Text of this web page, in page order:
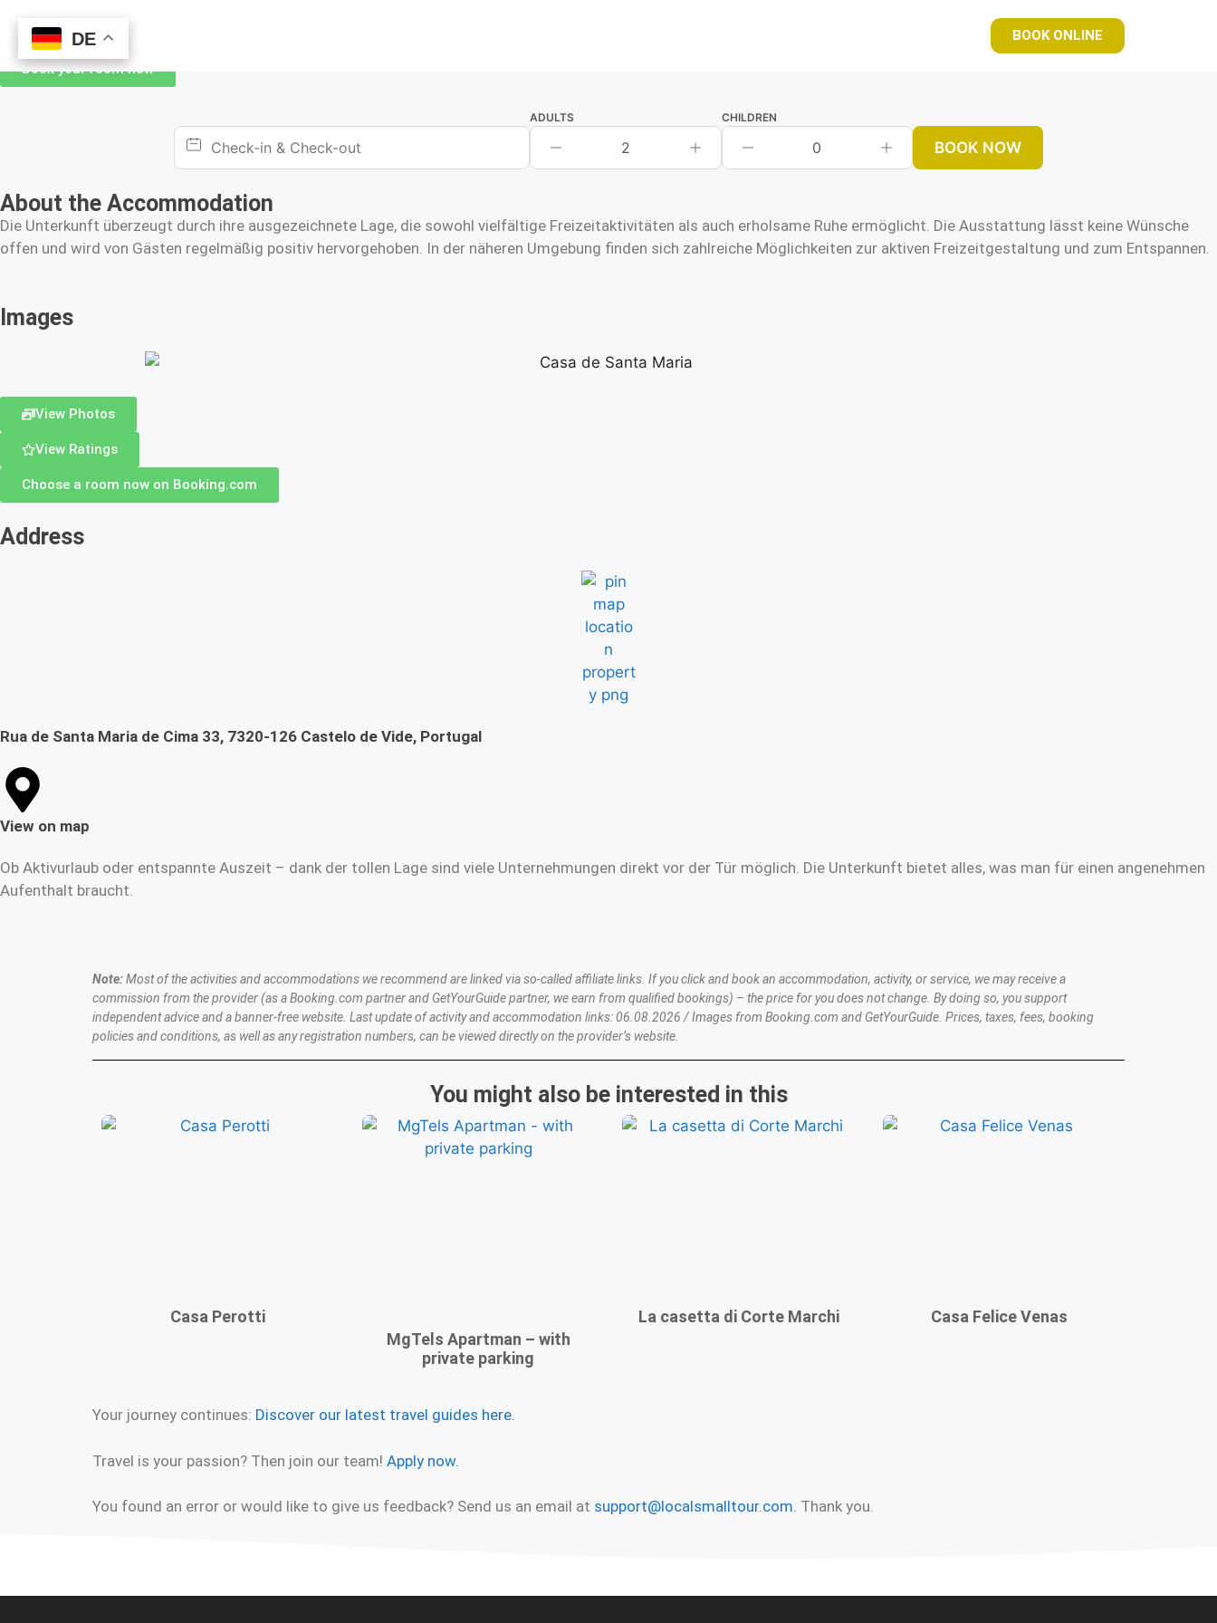
BOOK ONLINE
Book your room now
ADULTS
2
CHILDREN
0 BOOK NOW
About the Accommodation
Die Unterkunft überzeugt durch ihre ausgezeichnete Lage, die sowohl vielfältige Freizeitaktivitäten als auch erholsame Ruhe ermöglicht. Die Ausstattung lässt keine Wünsche
offen und wird von Gästen regelmäßig positiv hervorgehoben. In der näheren Umgebung finden sich zahlreiche Möglichkeiten zur aktiven Freizeitgestaltung und zum Entspannen.
Images
View Photos
View Ratings
Choose a room now on Booking.com
Address
Rua de Santa Maria de Cima 33, 7320-126 Castelo de Vide, Portugal
View on map
Ob Aktivurlaub oder entspannte Auszeit – dank der tollen Lage sind viele Unternehmungen direkt vor der Tür möglich. Die Unterkunft bietet alles, was man für einen angenehmen
Aufenthalt braucht.
Note:Most of the activities and accommodations we recommend are linked via so-called affiliate links. If you click and book an accommodation, activity, or service, we may receive a
commission from the provider (as a Booking.com partner and GetYourGuide partner, we earn from qualified bookings) – the price for you does not change. By doing so, you support
independent advice and a banner-free website. Last update of activity and accommodation links: 06.08.2026 / Images from Booking.com and GetYourGuide. Prices, taxes, fees, booking
policies and conditions, as well as any registration numbers, can be viewed directly on the provider’s website.
You might also be interested in this
Casa Perotti
MgTels Apartman – with
private parking
La casetta di Corte Marchi Casa Felice Venas
Your journey continues: Discover our latest travel guides here.
Travel is your passion? Then join our team! Apply now.
You found an error or would like to give us feedback? Send us an email at support@localsmalltour.com. Thank you.
DE
DE